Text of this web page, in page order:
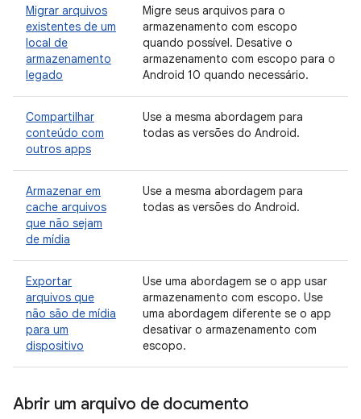
Migrar arquivos
existentes de um
local de
armazenamento
legado
Migre seus arquivos para o
armazenamento com escopo
quando possível. Desative o
armazenamento com escopo para o
Android 10 quando necessário.
Compartilhar
conteúdo com
outros apps
Use a mesma abordagem para
todas as versões do Android.
Armazenar em
cache arquivos
que não sejam
de mídia
Use a mesma abordagem para
todas as versões do Android.
Exportar
arquivos que
não são de mídia
para um
dispositivo
Use uma abordagem se o app usar
armazenamento com escopo. Use
uma abordagem diferente se o app
desativar o armazenamento com
escopo.
Abrir um arquivo de documento